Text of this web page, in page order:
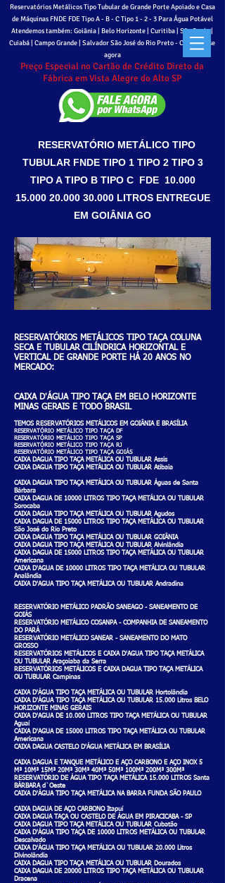
Reservatórios Metálicos Tipo Tubular de Grande Porte Apoiado e Casa
de Máquinas FNDE FDE Tipo A - B - CTipo 1 - 2 - 3 Para Água Potável
Atendemos também: Goiânia | Belo Horizonte | Curitiba | São Paulo |
Cuiabá | Campo Grande | Salvador São José do Rio Preto - Cadastre-se
agora
Preço Especial no Cartão de Crédito Direto da
Fábrica em Vista Alegre do Alto SP
RESERVATÓRIO METÁLICO TIPO
TUBULAR FNDE TIPO 1 TIPO 2 TIPO 3
TIPO A TIPO B TIPO C FDE 10.000
15.000 20.000 30.000 LITROS ENTREGUE
EM GOIÂNIA GO
RESERVATÓRIOS METÁLICOS TIPO TAÇA COLUNA
SECA E TUBULAR CILÍNDRICA HORIZONTAL E
VERTICAL DE GRANDE PORTE HÁ 20 ANOS NO
MERCADO:
CAIXA D'ÁGUA TIPO TAÇA EM BELO HORIZONTE
MINAS GERAIS E TODO BRASIL
TEMOS RESERVATÓRIOS METÁLICOS EM GOIÂNIA E BRASÍLIA
RESERVATÓRIO METÁLICO TIPO TAÇA DF
RESERVATÓRIO METÁLICO TIPO TAÇA SP
RESERVATÓRIO METÁLICO TIPO TAÇA RJ
RESERVATÓRIO METÁLICO TIPO TAÇA GOIÁS
CAIXA DAGUA TIPO TAÇA METÁLICA OU TUBULAR Assis
CAIXA DAGUA TIPO TAÇA METÁLICA OU TUBULAR Atibaia
CAIXA DAGUA TIPO TAÇA METÁLICA OU TUBULAR Águas de Santa
Bárbara
CAIXA DAGUA DE 10000 LITROS TIPO TAÇA METÁLICA OU TUBULAR
Sorocaba
CAIXA DAGUA TIPO TAÇA METÁLICA OU TUBULAR Agudos
CAIXA DAGUA DE 15000 LITROS TIPO TAÇA METÁLICA OU TUBULAR
São José do Rio Preto
CAIXA DAGUA TIPO TAÇA METÁLICA OU TUBULAR GOIÂNIA
CAIXA DAGUA TIPO TAÇA METÁLICA OU TUBULAR Alvinlândia
CAIXA DAGUA DE 15000 LITROS TIPO TAÇA METÁLICA OU TUBULAR
Americana
CAIXA D'AGUA DE 10000 LITROS TIPO TAÇA METÁLICA OU TUBULAR
Analândia
CAIXA D'AGUA TIPO TAÇA METÁLICA OU TUBULAR Andradina
RESERVATÓRIO METÁLICO PADRÃO SANEAGO - SANEAMENTO DE
GOIÁS
RESERVATÓRIO METÁLICO COSANPA - COMPANHIA DE SANEAMENTO
DO PARÁ
RESERVATÓRIO METÁLICO SANEAR - SANEAMENTO DO MATO
GROSSO
RESERVATÓRIOS METÁLICOS E CAIXA D'AGUA TIPO TAÇA METÁLICA
OU TUBULAR Araçoiaba da Serra
RESERVATÓRIOS METÁLICOS E CAIXA DAGUA TIPO TAÇA METÁLICA
OU TUBULAR Campinas
CAIXA D'ÁGUA TIPO TAÇA METÁLICA OU TUBULAR Hortolândia
CAIXA D'ÁGUA TIPO TAÇA METÁLICA OU TUBULAR 15.000 Litros BELO
HORIZONTE MINAS GERAIS
CAIXA D'AGUA DE 10.000 LITROS TIPO TAÇA METÁLICA OU TUBULAR
Aguaí
CAIXA D'AGUA DE 15000 LITROS TIPO TAÇA METÁLICA OU TUBULAR
Americana
CAIXA DAGUA CASTELO D'ÁGUA METÁLICA EM BRASÍLIA
CAIXA DAGUA E TANQUE METÁLICO E AÇO CARBONO E AÇO INOX 5
M³ 10M³ 15M³ 20M³ 30M³ 40M³ 50M³ 100M³ 200M³ 300M³
RESERVATÓRIO DE ÁGUA TIPO TAÇA METÁLICA 15.000 LITROS Santa
BÁRBARA d`Oeste
CAIXA D'ÁGUA TIPO TAÇA METÁLICA NA BARRA FUNDA SÃO PAULO
CAIXA DAGUA DE AÇO CARBONO Itapuí
CAIXA DAGUA TAÇA OU CASTELO DE ÁGUA EM PIRACICABA - SP
CAIXA DAGUA TIPO TAÇA METÁLICA OU TUBULAR Cubatão
CAIXA D'ÁGUA TIPO TAÇA DE 10000 LITROS METÁLICA OU TUBULAR
Descalvado
CAIXA D'ÁGUA TIPO TAÇA METÁLICA OU TUBULAR 20.000 Litros
Divinolândia
CAIXA DAGUA TIPO TAÇA METÁLICA OU TUBULAR Dourados
CAIXA DAGUA DE 20000 LITROS TIPO TAÇA METÁLICA OU TUBULAR
Dracena